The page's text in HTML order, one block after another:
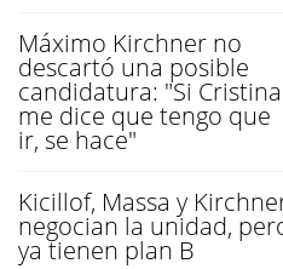
Máximo Kirchner no
descartó una posible
candidatura: "Si Cristina
me dice que tengo que
ir, se hace"
Kicillof, Massa y
negocian la unidad,
ya tienen plan B